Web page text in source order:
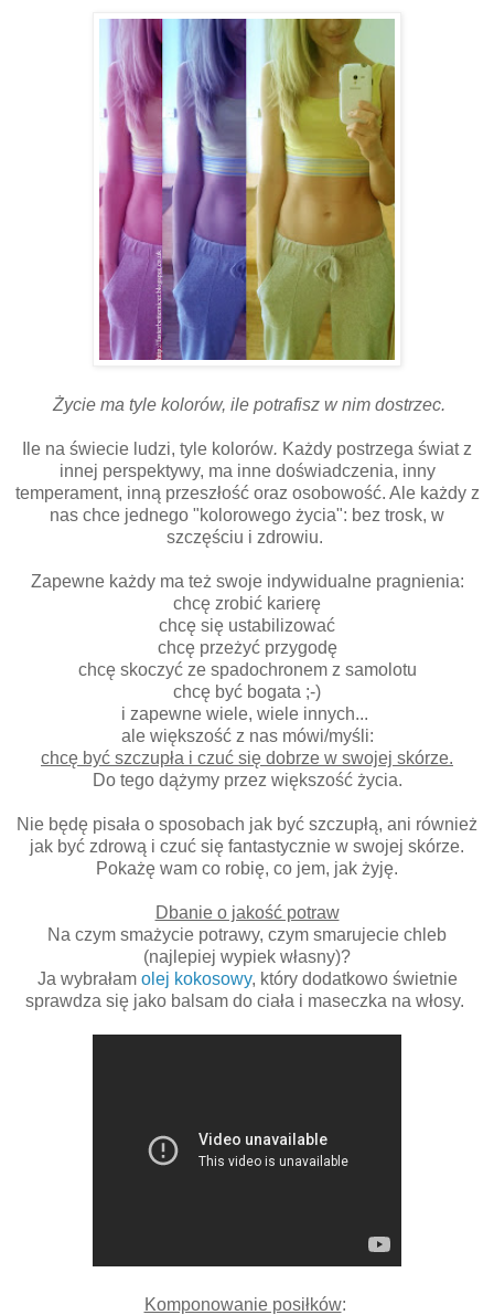
Życie ma tyle kolorów, ile potrafisz w nim dostrzec.
Ile na świecie ludzi, tyle kolorów. Każdy postrzega świat z
innej perspektywy, ma inne doświadczenia, inny
temperament, inną przeszłość oraz osobowość. Ale każdy z
nas chce jednego "kolorowego życia": bez trosk, w
szczęściu i zdrowiu.
Zapewne każdy ma też swoje indywidualne pragnienia:
chcę zrobić karierę
chcę się ustabilizować
chcę przeżyć przygodę
chcę skoczyć ze spadochronem z samolotu
chcę być bogata ;-)
i zapewne wiele, wiele innych...
ale większość z nas mówi/myśli:
chcę być szczupła i czuć się dobrze w swojej skórze.
Do tego dążymy przez większość życia.
Nie będę pisała o sposobach jak być szczupłą, ani również
jak być zdrową i czuć się fantastycznie w swojej skórze.
Pokażę wam co robię, co jem, jak żyję.
Dbanie o jakość potraw
Na czym smażycie potrawy, czym smarujecie chleb
(najlepiej wypiek własny)?
Ja wybrałam olej kokosowy, który dodatkowo świetnie
sprawdza się jako balsam do ciała i maseczka na włosy.
Komponowanie posiłków: